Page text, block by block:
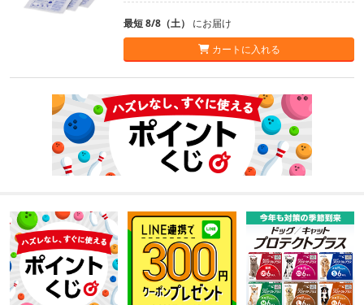
最短 8/8（土） にお届け
カートに入れる